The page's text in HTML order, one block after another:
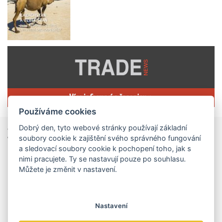
Více informací o časopisu »
Zprávyze světa obchodu
České firmy získají od 1. srpna jednodušší,
CzechBusiness, která propojuje dosavadní
Používáme cookies
Dobrý den, tyto webové stránky používají základní
soubory cookie k zajištění svého správného fungování
a sledovací soubory cookie k pochopení toho, jak s
nimi pracujete. Ty se nastavují pouze po souhlasu.
Můžete je změnit v nastavení.
Nastavení